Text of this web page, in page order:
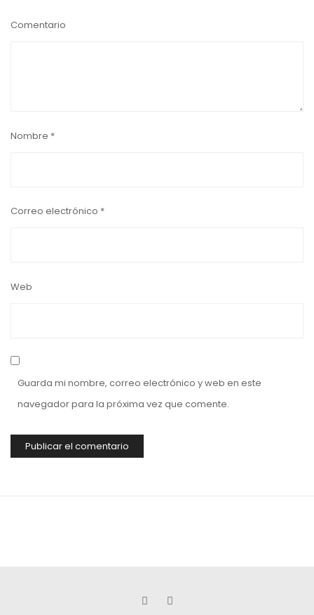
Comentario
Nombre *
Correo electrónico *
Web
Guarda mi nombre, correo electrónico y web en este
navegador para la próxima vez que comente.